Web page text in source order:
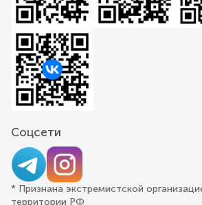
Соцсети
* Признана экстремистской
территории РФ